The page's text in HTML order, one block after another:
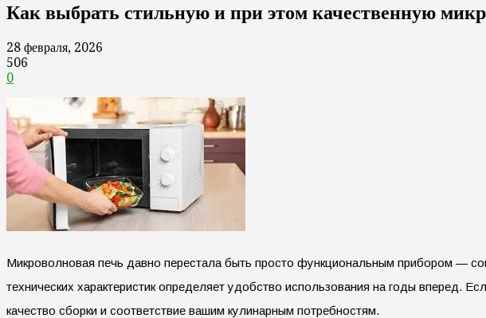
Как выбрать стильную и при этом качественную
28 февраля, 2026
506
0
Микроволновая печь давно перестала быть просто функциональным прибором —
технических характеристик определяет удобство использования на годы вперед.
качество сборки и соответствие вашим кулинарным потребностям.